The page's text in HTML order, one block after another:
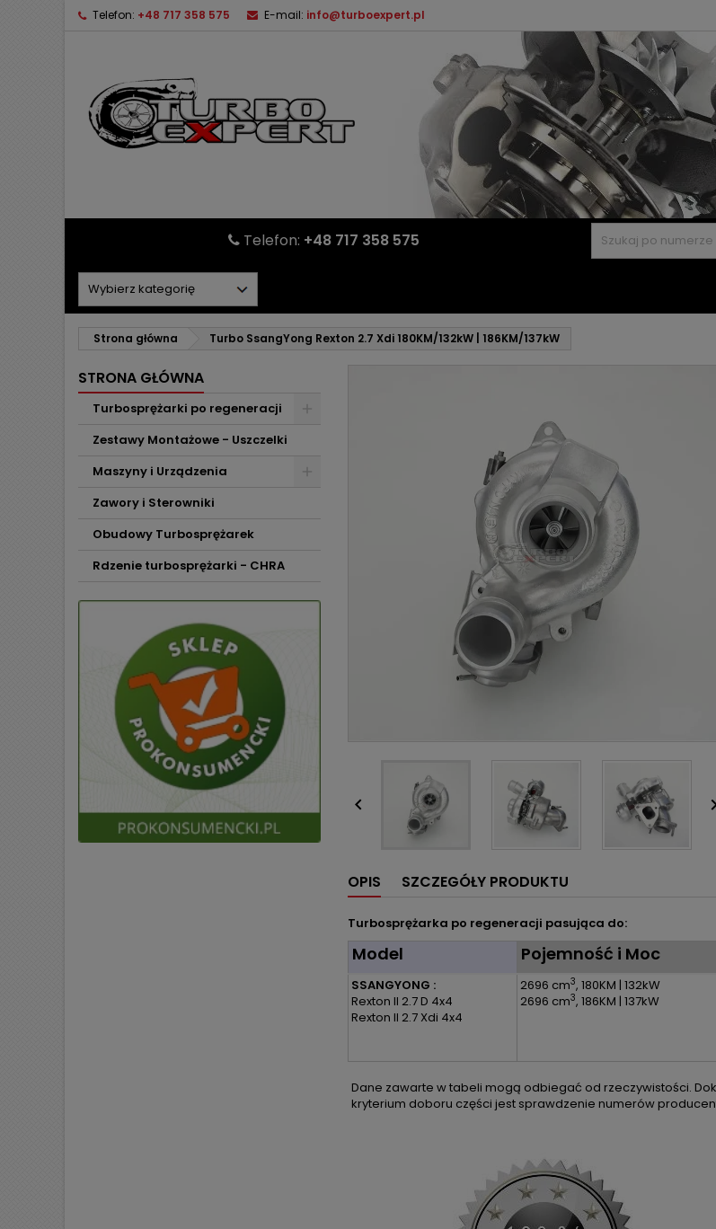
Telefon: +48 717 358 575 E-mail: info@turboexpert.pl
Telefon: +48 717 358 575
Strona główna Turbo SsangYong Rexton 2.7 Xdi 180KM/132kW | 186KM/137kW
STRONA GŁÓWNA
Turbosprężarki po regeneracji
Zestawy Montażowe - Uszczelki
Maszyny i Urządzenia
Zawory i Sterowniki
Obudowy Turbosprężarek
Rdzenie turbosprężarki - CHRA

OPIS SZCZEGÓŁY PRODUKTU
Turbosprężarka po regeneracji pasująca do:
Model Pojemność i Moc
SSANGYONG :
Rexton II 2.7 D 4x4
Rexton II 2.7 Xdi 4x4
2696 cm3, 180KM | 132kW
2696 cm3, 186KM | 137kW
Dane zawarte w tabeli mogą odbiegać od rzeczywistości.
kryterium doboru części jest sprawdzenie numerów